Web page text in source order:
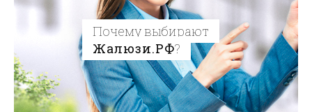
Почему выбирают
Жалюзи.РФ?